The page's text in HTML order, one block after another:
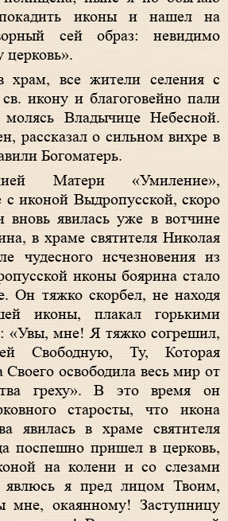
иконы и нашел на
сей образ: невидимо
храм, все жители селения с
икону и благоговейно пали
Владычице Небесной.
рассказал о сильном вихре в
Богоматерь.
Матери «Умиление»,
с иконой Выдропусской, скоро
вновь явилась уже в вотчине
в храме святителя Николая
чудесного исчезновения из
иконы боярина стало
Он тяжко скорбел, не находя
иконы, плакал горькими
«Увы, мне! Я тяжко согрешил,
Свободную, Ту, Которая
освободила весь мир от
греху». В это время он
старосты, что икона
явилась в храме святителя
поспешно пришел в церковь,
на колени и со слезами
явлюсь я пред лицом Твоим,
мне, окаянному! Заступницу